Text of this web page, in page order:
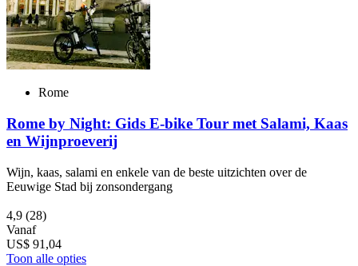
Rome
Rome by Night: Gids E-bike Tour met Salami, Kaas
en Wijnproeverij
Wijn, kaas, salami en enkele van de beste uitzichten over de
Eeuwige Stad bij zonsondergang
4,9 (28)
Vanaf
US$ 91,04
Toon alle opties